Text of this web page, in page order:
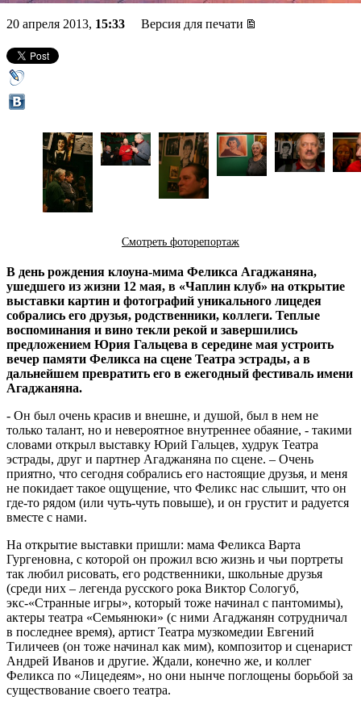
20 апреля 2013, 15:33 Версия для печати
Смотреть фоторепортаж
В день рождения клоуна-мима Феликса Агаджаняна,
ушедшего из жизни 12 мая, в «Чаплин клуб» на открытие
выставки картин и фотографий уникального лицедея
собрались его друзья, родственники, коллеги. Теплые
воспоминания и вино текли рекой и завершились
предложением Юрия Гальцева в середине мая устроить
вечер памяти Феликса на сцене Театра эстрады, а в
дальнейшем превратить его в ежегодный фестиваль имени
Агаджаняна.
- Он был очень красив и внешне, и душой, был в нем не
только талант, но и невероятное внутреннее обаяние, - такими
словами открыл выставку Юрий Гальцев, худрук Театра
эстрады, друг и партнер Агаджаняна по сцене. – Очень
приятно, что сегодня собрались его настоящие друзья, и меня
не покидает такое ощущение, что Феликс нас слышит, что он
где-то рядом (или чуть-чуть повыше), и он грустит и радуется
вместе с нами.
На открытие выставки пришли: мама Феликса Варта
Гургеновна, с которой он прожил всю жизнь и чьи портреты
так любил рисовать, его родственники, школьные друзья
(среди них – легенда русского рока Виктор Сологуб,
экс-«Странные игры», который тоже начинал с пантомимы),
актеры театра «Семьянюки» (с ними Агаджанян сотрудничал
в последнее время), артист Театра музкомедии Евгений
Тиличеев (он тоже начинал как мим), композитор и сценарист
Андрей Иванов и другие. Ждали, конечно же, и коллег
Феликса по «Лицедеям», но они нынче поглощены борьбой за
существование своего театра.